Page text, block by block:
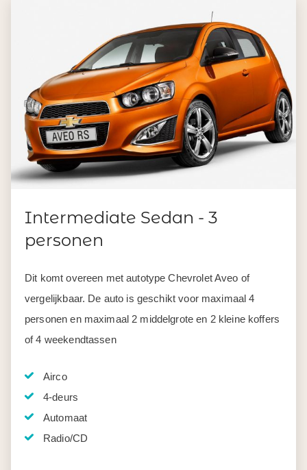
Intermediate Sedan - 3
personen
Dit komt overeen met autotype Chevrolet Aveo of
vergelijkbaar. De auto is geschikt voor maximaal 4
personen en maximaal 2 middelgrote en 2 kleine koffers
of 4 weekendtassen
Airco
4-deurs
Automaat
Radio/CD